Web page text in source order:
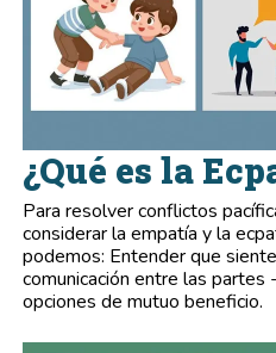
¿Qué es la
Para resolver conflictos
considerar la empatía y la
podemos: Entender que
comunicación entre las partes
opciones de mutuo beneficio.